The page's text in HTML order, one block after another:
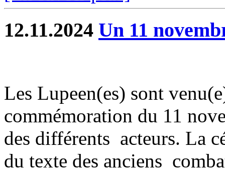
12.11.2024 Un 11
Les Lupeen(es) sont
commémoration du 11
des différents acteurs. La
du texte des anciens